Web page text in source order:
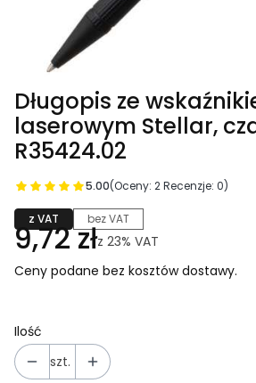
Długopis ze
laserowym Stellar,
R35424.02
5.00(Oceny: 2 Recenzje: 0)
z VAT bez VAT
9,72 złz 23% VAT
Ceny podane bez kosztów dostawy.
Ilość
szt.